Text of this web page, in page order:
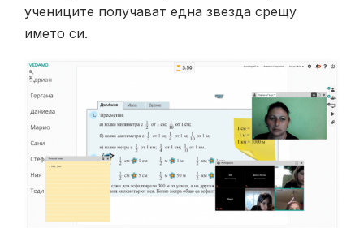
учениците получават една звезда срещу
името си.